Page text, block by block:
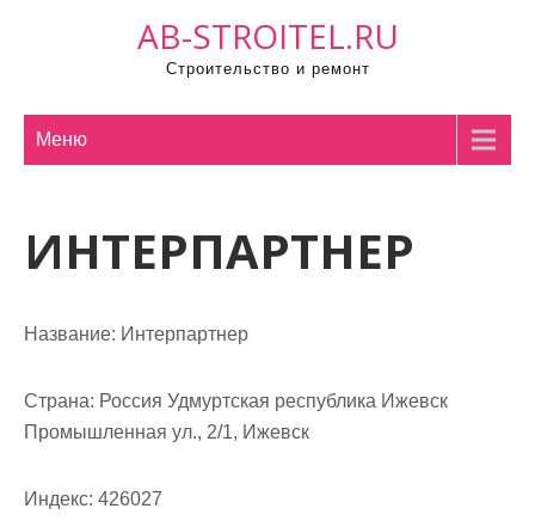
AB-STROITEL.RU
Строительство и ремонт
Меню
ИНТЕРПАРТНЕР
Название: Интерпартнер
Страна: Россия Удмуртская республика Ижевск
Промышленная ул., 2/1, Ижевск
Индекс: 426027